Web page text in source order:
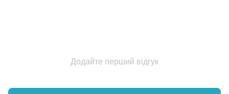
Додайте перший відгук